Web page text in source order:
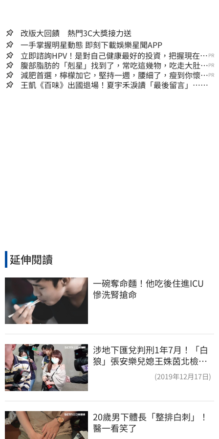
改版大回饋 熱門3C大獎接力送
一手掌握明星動態 即刻下載娛樂星聞APP
立即諮詢HPV！是對自己健康最好的投資，把握現在不
嫌晚！
PR
腹部脂肪的「剋星」找到了，常吃這幾物，吃走大肚
囊，瘦出小蠻腰
PR
減肥首選，檸檬加它，堅持一週，腰細了，瘦到你懷疑
人生
PR
王凱《百味》出國退場！夏宇禾淚讀「最後留言」…觀
延伸閱讀
一碗奪命麵！他吃後住進ICU
慘洗腎搶命
涉地下匯兌判刑1年7月！「白
狼」張安樂兒媳王姝茵北檢報
(2019年12月17日)
20歲男下體長「整排白刺」！
醫一看笑了